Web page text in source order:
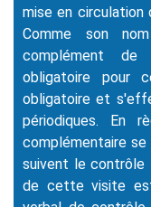
mise en circulation
Comme son
complément
obligatoire pour
obligatoire et
périodiques. En
complémentaire
suivent le contrôle
de cette visite